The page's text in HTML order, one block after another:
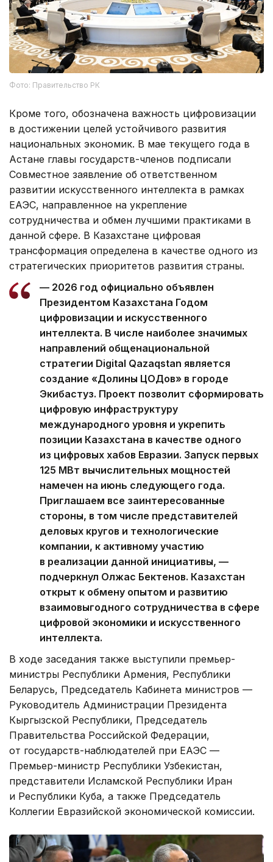
Фото: Правительство РК
Кроме того, обозначена важность цифровизации
в достижении целей устойчивого развития
национальных экономик. В мае текущего года в
Астане главы государств-членов подписали
Совместное заявление об ответственном
развитии искусственного интеллекта в рамках
ЕАЭС, направленное на укрепление
сотрудничества и обмен лучшими практиками в
данной сфере. В Казахстане цифровая
трансформация определена в качестве одного из
стратегических приоритетов развития страны.
— 2026 год официально объявлен
Президентом Казахстана Годом
цифровизации и искусственного
интеллекта. В числе наиболее значимых
направлений общенациональной
стратегии Digital Qazaqstan является
создание «Долины ЦОДов» в городе
Экибастуз. Проект позволит сформировать
цифровую инфраструктуру
международного уровня и укрепить
позиции Казахстана в качестве одного
из цифровых хабов Евразии. Запуск первых
125 МВт вычислительных мощностей
намечен на июнь следующего года.
Приглашаем все заинтересованные
стороны, в том числе представителей
деловых кругов и технологические
компании, к активному участию
в реализации данной инициативы, —
подчеркнул Олжас Бектенов. Казахстан
открыт к обмену опытом и развитию
взаимовыгодного сотрудничества в сфере
цифровой экономики и искусственного
интеллекта.
В ходе заседания также выступили премьер-
министры Республики Армения, Республики
Беларусь, Председатель Кабинета министров —
Руководитель Администрации Президента
Кыргызской Республики, Председатель
Правительства Российской Федерации,
от государств-наблюдателей при ЕАЭС —
Премьер-министр Республики Узбекистан,
представители Исламской Республики Иран
и Республики Куба, а также Председатель
Коллегии Евразийской экономической комиссии.